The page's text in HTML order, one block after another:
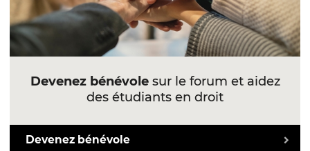
Devenez bénévolesur le forum et aidez
des étudiants en droit
Devenez bénévole